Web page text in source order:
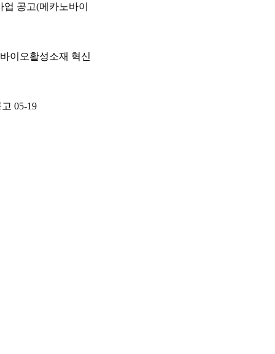
공고(메카노바이
이오활성소재 혁신
05-19